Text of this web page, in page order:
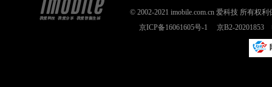
© 2002-2021 imobile.com.cn 爱科技 所有权
京ICP备16061605号-1
京B2-20201853